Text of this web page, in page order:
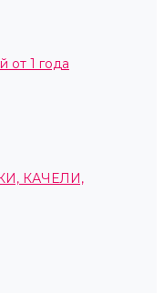
1 года
КАЧЕЛИ,